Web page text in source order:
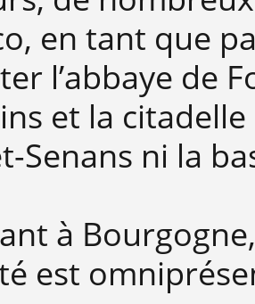
en tant que
l’abbaye de
et la
Senans ni la
à
est